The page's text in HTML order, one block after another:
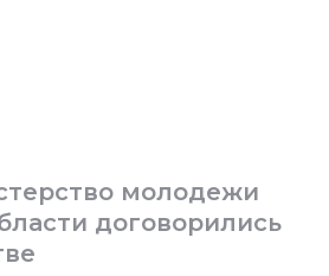
молодежи
договорились